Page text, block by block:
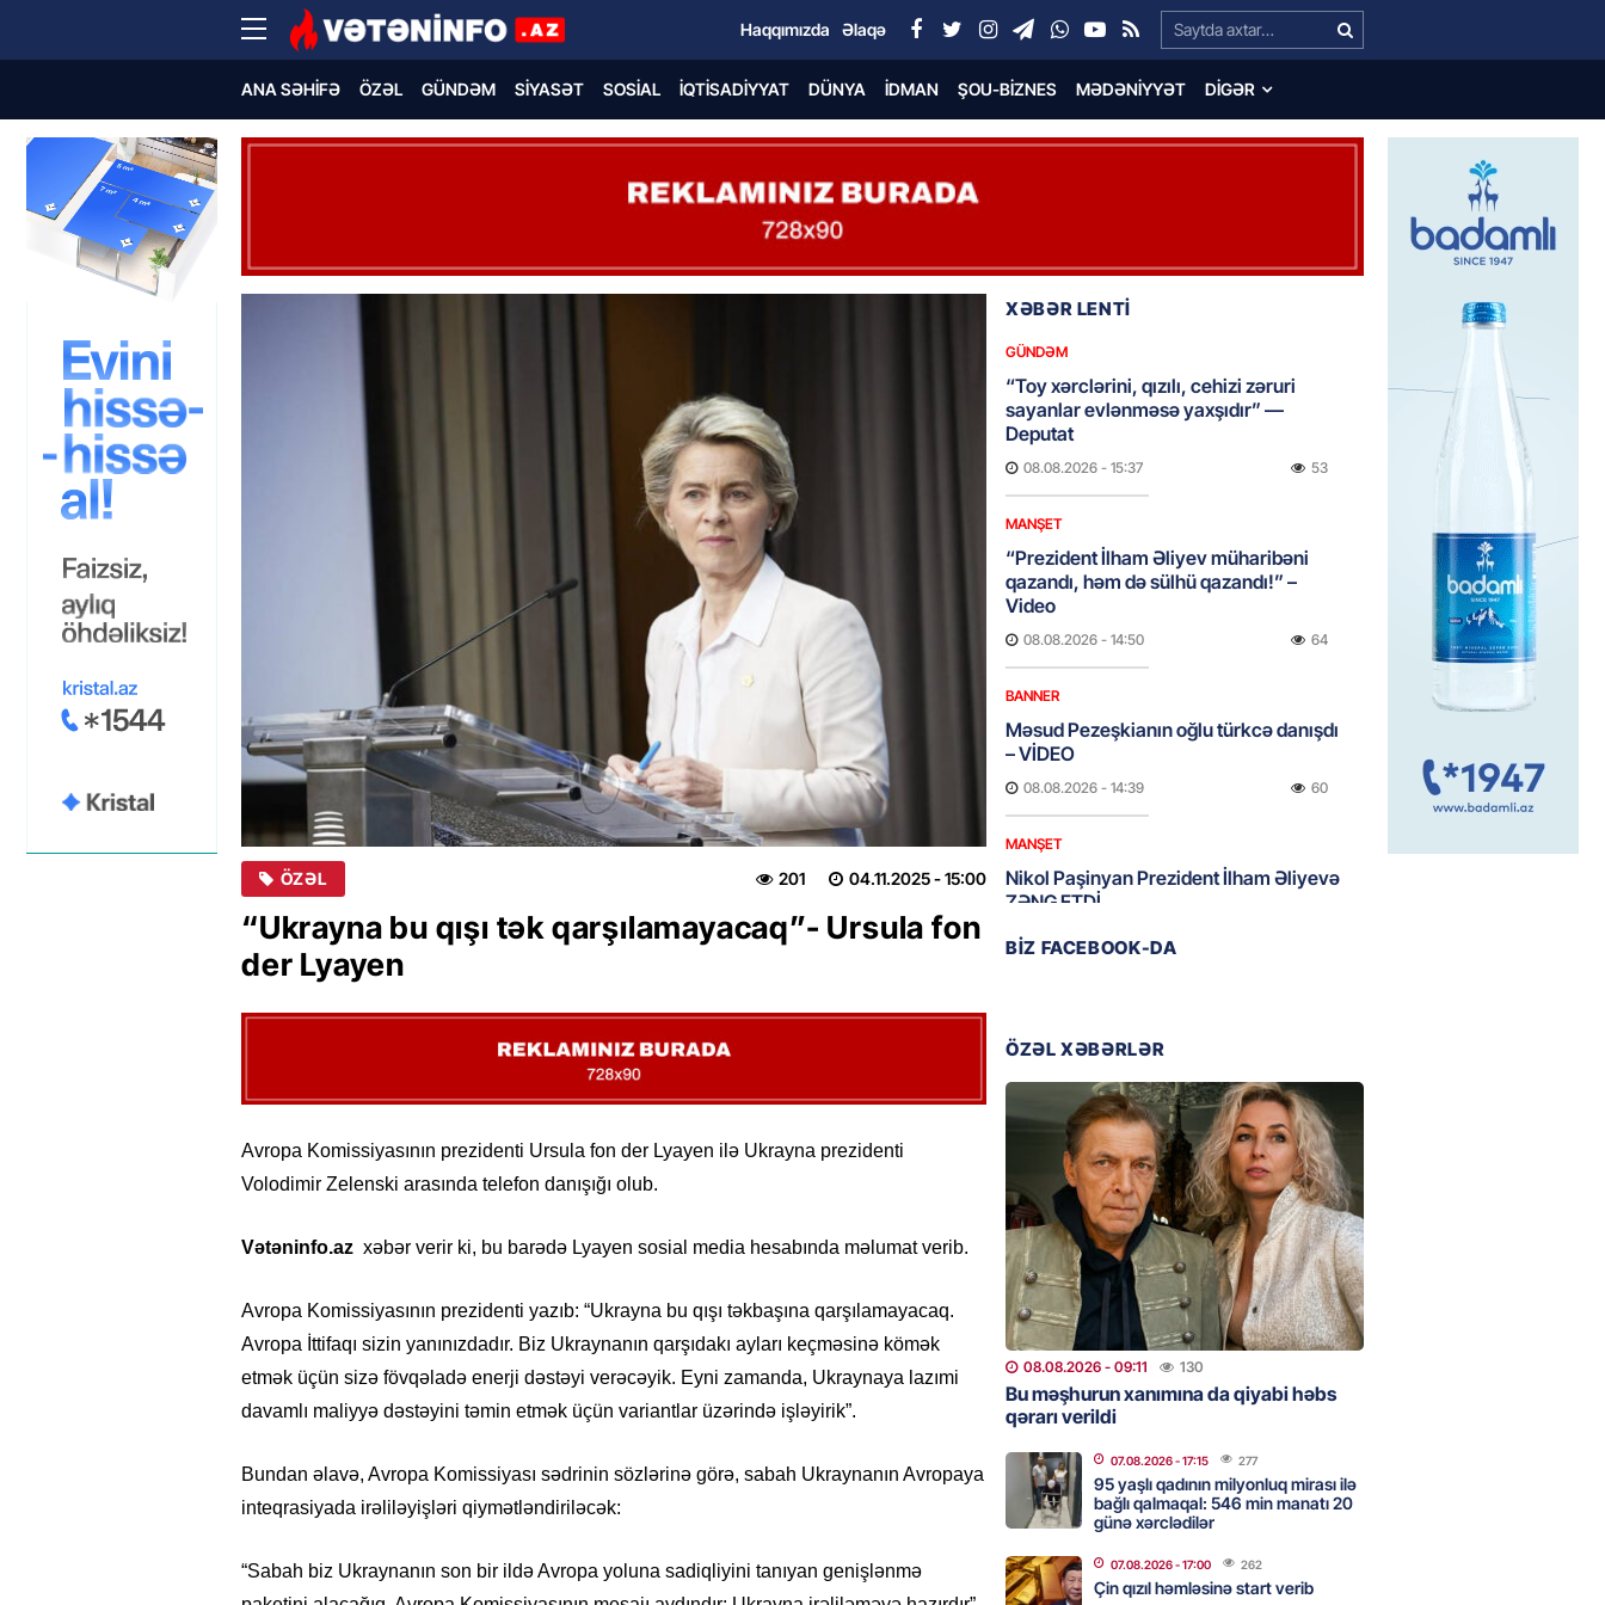
Search…
Haqqımızda Əlaqə
ANA SƏHIFƏ ÖZƏL GÜNDƏM SIYASƏT SOSIAL İQTISADIYYAT DÜNYA İDMAN ŞOU-BIZNES MƏDƏNIYYƏT DIGƏR
ÖZƏL 04.11.2025- 15:00
201
“Ukrayna bu qışı tək qarşılamayacaq”- Ursula fon
der Lyayen
Avropa Komissiyasının prezidenti Ursula fon der Lyayen ilə Ukrayna prezidenti
Volodimir Zelenski arasında telefon danışığı olub.
Vətəninfo.az xəbər verir ki, bu barədə Lyayen sosial media hesabında məlumat verib.
Avropa Komissiyasının prezidenti yazıb: “Ukrayna bu qışı təkbaşına qarşılamayacaq.
Avropa İttifaqı sizin yanınızdadır. Biz Ukraynanın qarşıdakı ayları keçməsinə kömək
etmək üçün sizə fövqəladə enerji dəstəyi verəcəyik. Eyni zamanda, Ukraynaya lazımi
davamlı maliyyə dəstəyini təmin etmək üçün variantlar üzərində işləyirik”.
Bundan əlavə, Avropa Komissiyası sədrinin sözlərinə görə, sabah Ukraynanın Avropaya
inteqrasiyada irəliləyişləri qiymətləndiriləcək:
“Sabah biz Ukraynanın son bir ildə Avropa yoluna sadiqliyini tanıyan genişlənmə
XƏBƏR LENTİ
GÜNDƏM
“Toy xərclərini, qızılı, cehizi zəruri
sayanlar evlənməsə yaxşıdır” —
Deputat
08.08.2026 - 15:37 53
MANŞET
“Prezident İlham Əliyev müharibəni
qazandı, həm də sülhü qazandı!” –
Video
08.08.2026 - 14:50 64
BANNER
Məsud Pezeşkianın oğlu türkcə danışdı
– VİDEO
08.08.2026 - 14:39 60
MANŞET
Nikol Paşinyan Prezident İlham Əliyevə
ZƏNG ETDİ
08.08.2026- 12:09
GÜNDƏM
“Ermənistan ötən il avqustun 8-nə
qədər dalanda idi”
08.08.2026 - 10:49 114
ŞOU-BIZNES
“Qızımın pullarını başqa qadınlara
xərcləyir”
08.08.2026- 10:47 86
GÜNDƏM
18 il sonra 08.08.08: Gürcüstan və
regionda nə dəyişdi?
08.08.2026- 10:22 252
MANŞET
17 yaşlı qızın nişanında mediaya hücum
BIZ FACEBOOK-DA
ÖZƏL XƏBƏRLƏR
08.08.2026 - 09:11 130
Bu məşhurun xanımına da qiyabi həbs
qərarı verildi
07.08.2026- 17:15 277
95 yaşlı qadının milyonluq mirası ilə
bağlı qalmaqal: 546 min manatı 20
günə xərclədilər
07.08.2026- 17:00 262
Çin qızıl həmləsinə start verib